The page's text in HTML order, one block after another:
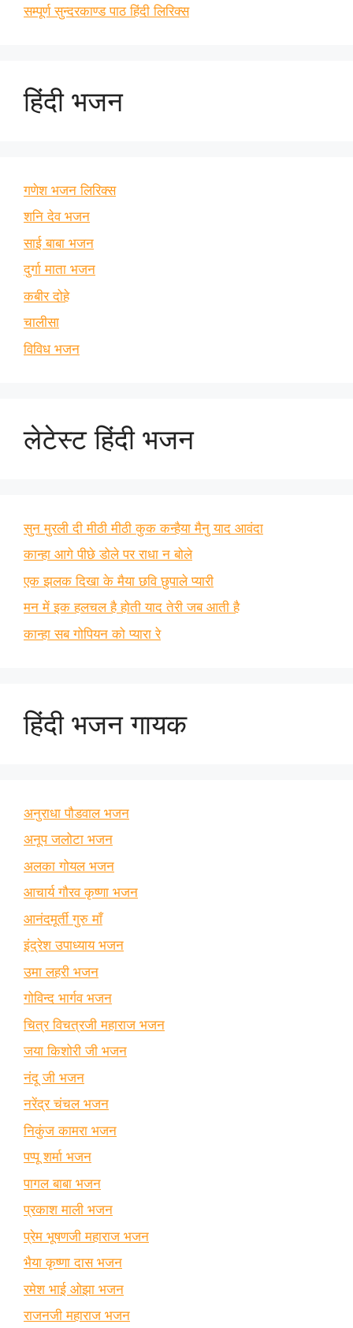
सम्पूर्ण सुन्दरकाण्ड पाठ हिंदी लिरिक्स
हिंदी भजन
गणेश भजन लिरिक्स
शनि देव भजन
साई बाबा भजन
दुर्गा माता भजन
कबीर दोहे
चालीसा
विविध भजन
लेटेस्ट हिंदी भजन
सुन मुरली दी मीठी मीठी कुक कन्हैया मैनु याद आवंदा
कान्हा आगे पीछे डोले पर राधा न बोले
एक झलक दिखा के मैया छवि छुपाले प्यारी
मन में इक हलचल है होती याद तेरी जब आती है
कान्हा सब गोपियन को प्यारा रे
हिंदी भजन गायक
अनुराधा पौडवाल भजन
अनूप जलोटा भजन
अलका गोयल भजन
आचार्य गौरव कृष्णा भजन
आनंदमूर्ती गुरु माँ
इंद्रेश उपाध्याय भजन
उमा लहरी भजन
गोविन्द भार्गव भजन
चित्र विचत्रजी महाराज भजन
जया किशोरी जी भजन
नंदू जी भजन
नरेंद्र चंचल भजन
निकुंज कामरा भजन
पप्पू शर्मा भजन
पागल बाबा भजन
प्रकाश माली भजन
प्रेम भूषणजी महाराज भजन
भैया कृष्णा दास भजन
रमेश भाई ओझा भजन
राजनजी महाराज भजन